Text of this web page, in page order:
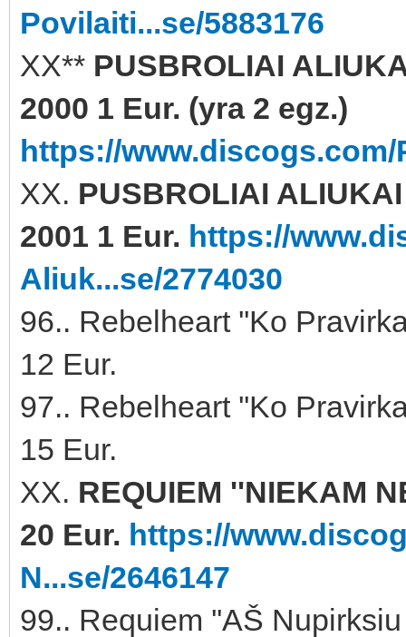
Povilaiti...se/5883176
XX** PUSBROLIAI
2000 1 Eur. (yra 2 egz.)
https://
XX. PUSBROLIAI
2001 1 Eur. https://
Aliuk...se/2774030
96.. Rebelheart ''Ko
12 Eur.
97.. Rebelheart ''Ko
15 Eur.
XX. REQUIEM ''NIEKAM
20 Eur. https://
N...se/2646147
99.. Requiem ''AŠ